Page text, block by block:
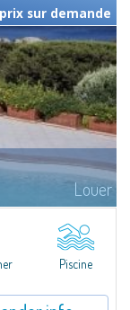
Louer
propriété à
de 5000 m² ,
prix sur demande
Piscine